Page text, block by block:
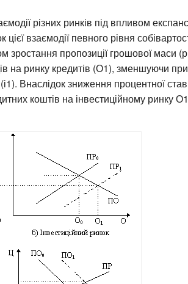
різних ринків під впливом
взаємодії певного рівня
зростання пропозиції грошової маси
на ринку кредитів (О1), зменшуючи при
Внаслідок зниження процентної
коштів на інвестиційному ринку